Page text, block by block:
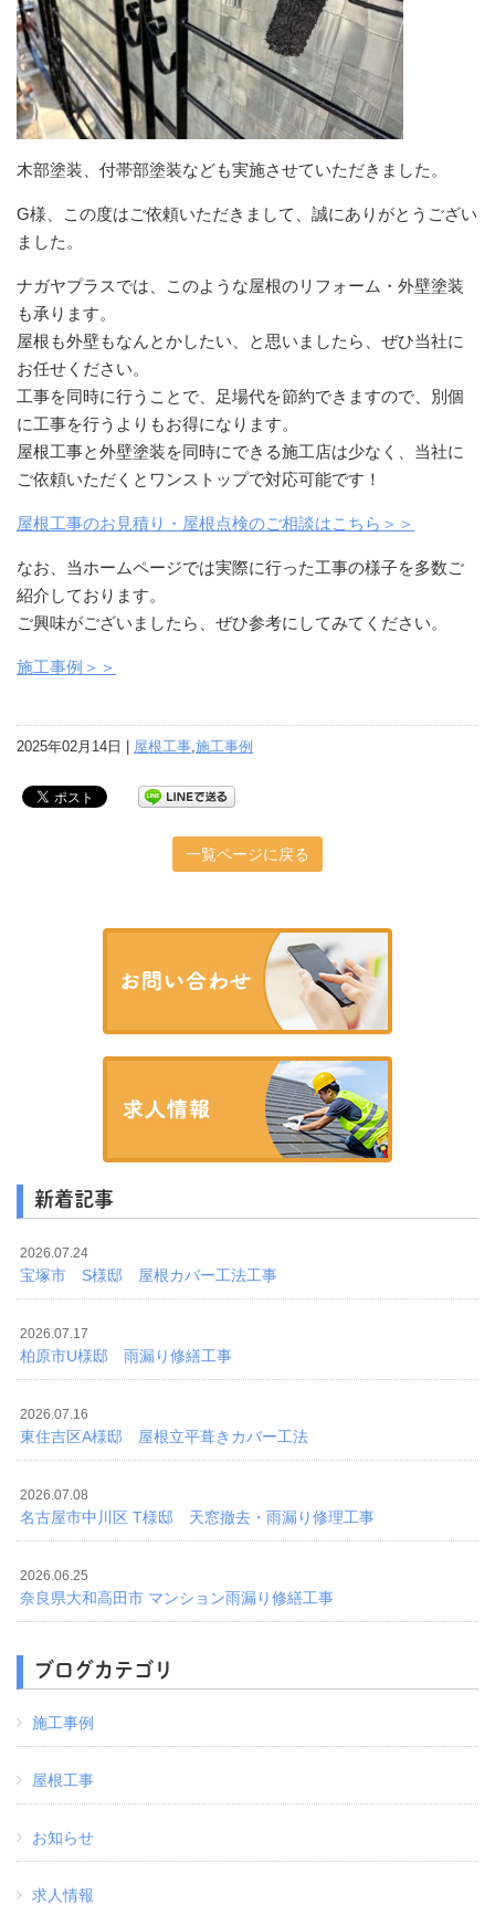
木部塗装、付帯部塗装なども実施させていただきました。
G様、この度はご依頼いただきまして、誠にありがとうござい
ました。
ナガヤプラスでは、このような屋根のリフォーム・外壁塗装
も承ります。
屋根も外壁もなんとかしたい、と思いましたら、ぜひ当社に
お任せください。
工事を同時に行うことで、足場代を節約できますので、別個
に工事を行うよりもお得になります。
屋根工事と外壁塗装を同時にできる施工店は少なく、当社に
ご依頼いただくとワンストップで対応可能です！
屋根工事のお見積り・屋根点検のご相談はこちら＞＞
なお、当ホームページでは実際に行った工事の様子を多数ご
紹介しております。
ご興味がございましたら、ぜひ参考にしてみてください。
施工事例＞＞
2025年02月14日 | 屋根工事 施工事例
一覧ページに戻る
新着記事
2026.07.24
宝塚市 S様邸 屋根カバー工法工事
2026.07.17
柏原市U様邸 雨漏り修繕工事
2026.07.16
東住吉区A様邸 屋根立平葺きカバー工法
2026.07.08
名古屋市中川区 T様邸 天窓撤去・雨漏り修理工事
2026.06.25
奈良県大和高田市 マンション雨漏り修繕工事
ブログカテゴリ
施工事例
屋根工事
お知らせ
求人情報